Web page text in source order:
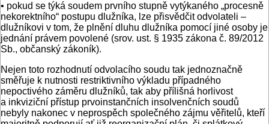
• pokud se týká soudem prvního stupně vytýkaného „procesně
nekorektního“ postupu dlužníka, lze přisvědčit odvolateli –
dlužníkovi v tom, že plnění dluhu dlužníka pomocí jiné osoby je
jednání právem povolené (srov. ust. § 1935 zákona č. 89/2012
Sb., občanský zákoník).
Nejen toto rozhodnutí odvolacího soudu tak jednoznačně
směřuje k nutnosti restriktivního výkladu případného
nepoctivého záměru dlužníků, tak aby přílišná horlivost
a inkviziční přístup prvoinstančních insolvenčních soudů
nebyly nakonec v neprospěch společného zájmu věřitelů, kteří